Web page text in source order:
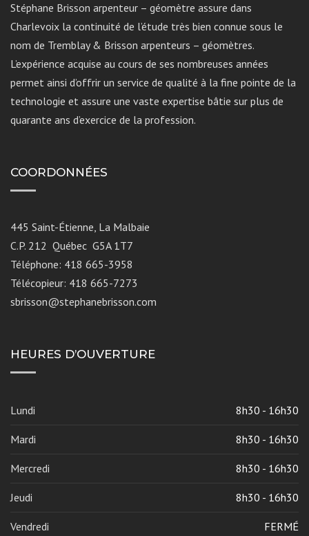
Stéphane Brisson arpenteur – géomètre assure dans
Charlevoix la continuité de l’étude très bien connue sous le
nom de Tremblay & Brisson arpenteurs – géomètres.
L’expérience acquise au cours de ses nombreuses années
permet ainsi d’offrir un service de qualité à la fine pointe de la
technologie et assure une vaste expertise bâtie sur plus de
quarante ans d’exercice de la profession.
COORDONNÉES
445 Saint-Étienne, La Malbaie
C.P. 212 Québec G5A 1T7
Téléphone: 418 665-3958
Télécopieur: 418 665-7273
sbrisson@stephanebrisson.com
HEURES D’OUVERTURE
Lundi 8h30 - 16h30
Mardi 8h30 - 16h30
Mercredi 8h30 - 16h30
Jeudi 8h30 - 16h30
Vendredi FERMÉ